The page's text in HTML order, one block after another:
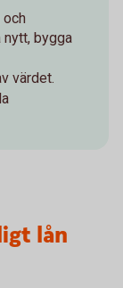
bygga
värdet.
lån